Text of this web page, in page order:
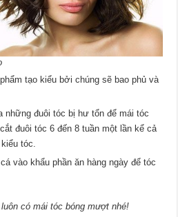
tạo kiểu bởi chúng sẽ bao phủ và
những đuôi tóc bị hư tổn để mái tóc
đuôi tóc 6 đến 8 tuần một lần kể cả
tóc.
vào khẩu phần ăn hàng ngày để tóc
có mái tóc bóng mượt nhé!